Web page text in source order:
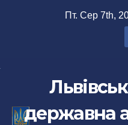
Пт. Сер 7th,
державна